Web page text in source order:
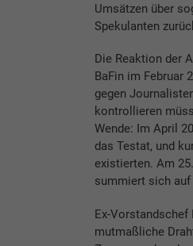
Umsätzen über
Spekulanten
Die Reaktion der
BaFin im Februar
gegen
kontrollieren
Wende: Im April
das Testat, und
existierten. Am
summiert sich auf
Ex-
mutmaßliche